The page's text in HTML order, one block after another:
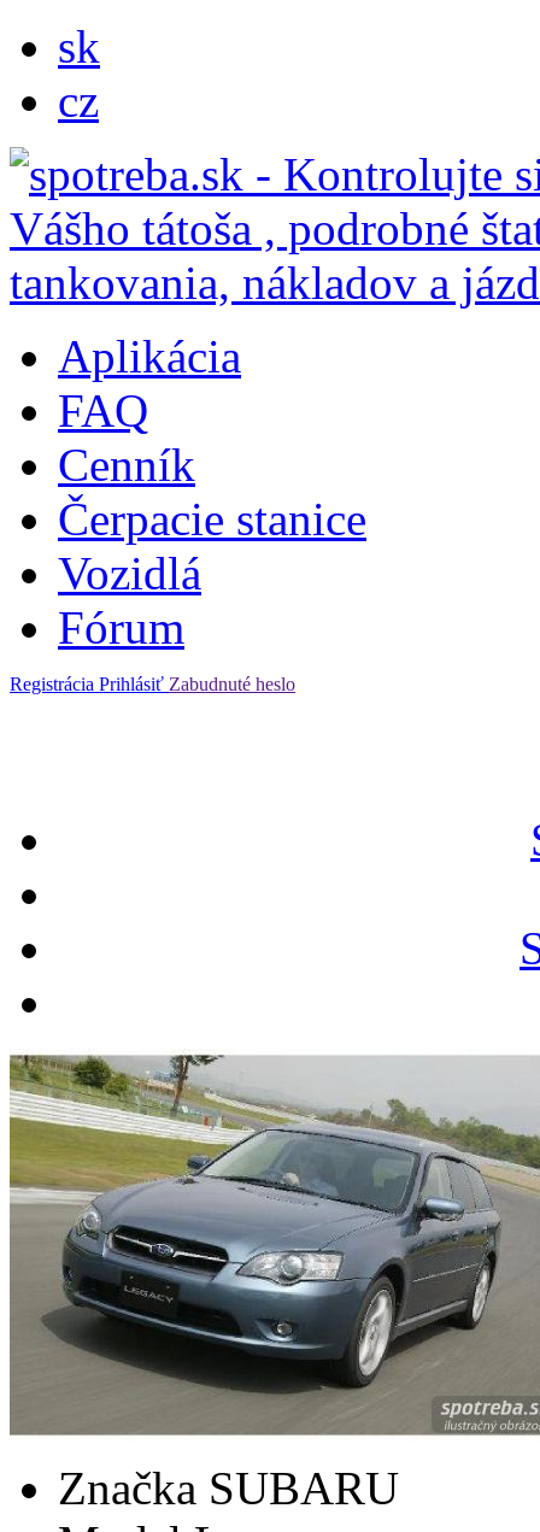
sk
cz
Aplikácia
FAQ
Cenník
Čerpacie stanice
Vozidlá
Fórum
Registrácia Prihlásiť Zabudnuté heslo
Značka SUBARU